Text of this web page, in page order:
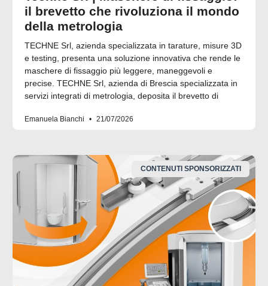
il brevetto che rivoluziona il mondo
della metrologia
TECHNE Srl, azienda specializzata in tarature, misure 3D
e testing, presenta una soluzione innovativa che rende le
maschere di fissaggio più leggere, maneggevoli e
precise. TECHNE Srl, azienda di Brescia specializzata in
servizi integrati di metrologia, deposita il brevetto di
Emanuela Bianchi 21/07/2026
CONTENUTI SPONSORIZZATI